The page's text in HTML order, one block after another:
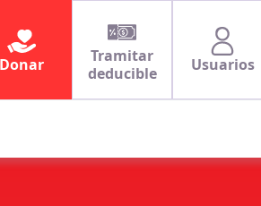
Donar
Tramitar
deducible
Usuarios